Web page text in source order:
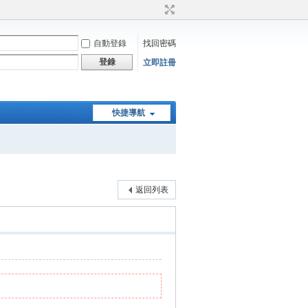
自動登錄
找回密碼
登錄
立即註冊
快捷導航
返回列表